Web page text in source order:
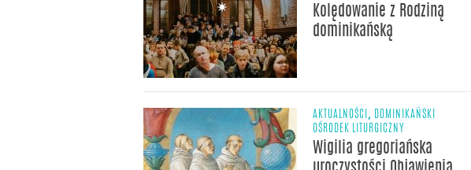
Kolędowanie z Rodziną
dominikańską
AKTUALNOŚCI , DOMINIKAŃSKI
OŚRODEK LITURGICZNY
Wigilia gregoriańska